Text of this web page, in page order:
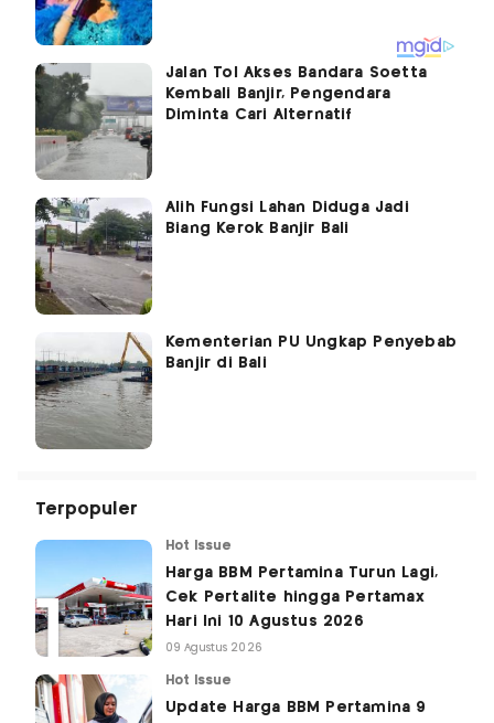
Jalan Tol Akses Bandara Soetta
Kembali Banjir, Pengendara
Diminta Cari Alternatif
Alih Fungsi Lahan Diduga Jadi
Biang Kerok Banjir Bali
Kementerian PU Ungkap Penyebab
Banjir di Bali
Terpopuler
Hot Issue
Harga BBM Pertamina Turun Lagi,
Cek Pertalite hingga Pertamax
Hari Ini 10 Agustus 2026
09 Agustus 2026
Hot Issue
Update Harga BBM Pertamina 9